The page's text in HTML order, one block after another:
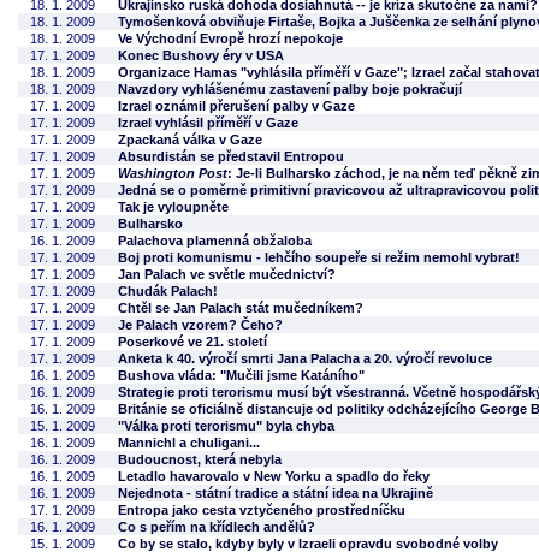
18. 1. 2009
Ukrajinsko ruská dohoda dosiahnutá -- je kríza skutočne za nami?
18. 1. 2009
Tymošenková obviňuje Firtaše, Bojka a Juščenka ze selhání
18. 1. 2009
Ve Východní Evropě hrozí nepokoje
17. 1. 2009
Konec Bushovy éry v USA
18. 1. 2009
Organizace Hamas "vyhlásila příměří v Gaze"; Izrael začal
18. 1. 2009
Navzdory vyhlášenému zastavení palby boje pokračují
17. 1. 2009
Izrael oznámil přerušení palby v Gaze
17. 1. 2009
Izrael vyhlásil příměří v Gaze
17. 1. 2009
Zpackaná válka v Gaze
17. 1. 2009
Absurdistán se představil Entropou
17. 1. 2009
Washington Post: Je-li Bulharsko záchod, je na něm teď pěkně
17. 1. 2009
Jedná se o poměrně primitivní pravicovou až ultrapravicovou
17. 1. 2009
Tak je vyloupněte
17. 1. 2009
Bulharsko
16. 1. 2009
Palachova plamenná obžaloba
17. 1. 2009
Boj proti komunismu - lehčího soupeře si režim nemohl vybrat!
17. 1. 2009
Jan Palach ve světle mučednictví?
17. 1. 2009
Chudák Palach!
17. 1. 2009
Chtěl se Jan Palach stát mučedníkem?
17. 1. 2009
Je Palach vzorem? Čeho?
17. 1. 2009
Poserkové ve 21. století
17. 1. 2009
Anketa k 40. výročí smrti Jana Palacha a 20. výročí revoluce
16. 1. 2009
Bushova vláda: "Mučili jsme Katáního"
16. 1. 2009
Strategie proti terorismu musí být všestranná. Včetně
16. 1. 2009
Británie se oficiálně distancuje od politiky odcházejícího George
15. 1. 2009
"Válka proti terorismu" byla chyba
16. 1. 2009
Mannichl a chuligani...
16. 1. 2009
Budoucnost, která nebyla
16. 1. 2009
Letadlo havarovalo v New Yorku a spadlo do řeky
16. 1. 2009
Nejednota - státní tradice a státní idea na Ukrajině
17. 1. 2009
Entropa jako cesta vztyčeného prostředníčku
16. 1. 2009
Co s peřím na křídlech andělů?
15. 1. 2009
Co by se stalo, kdyby byly v Izraeli opravdu svobodné volby